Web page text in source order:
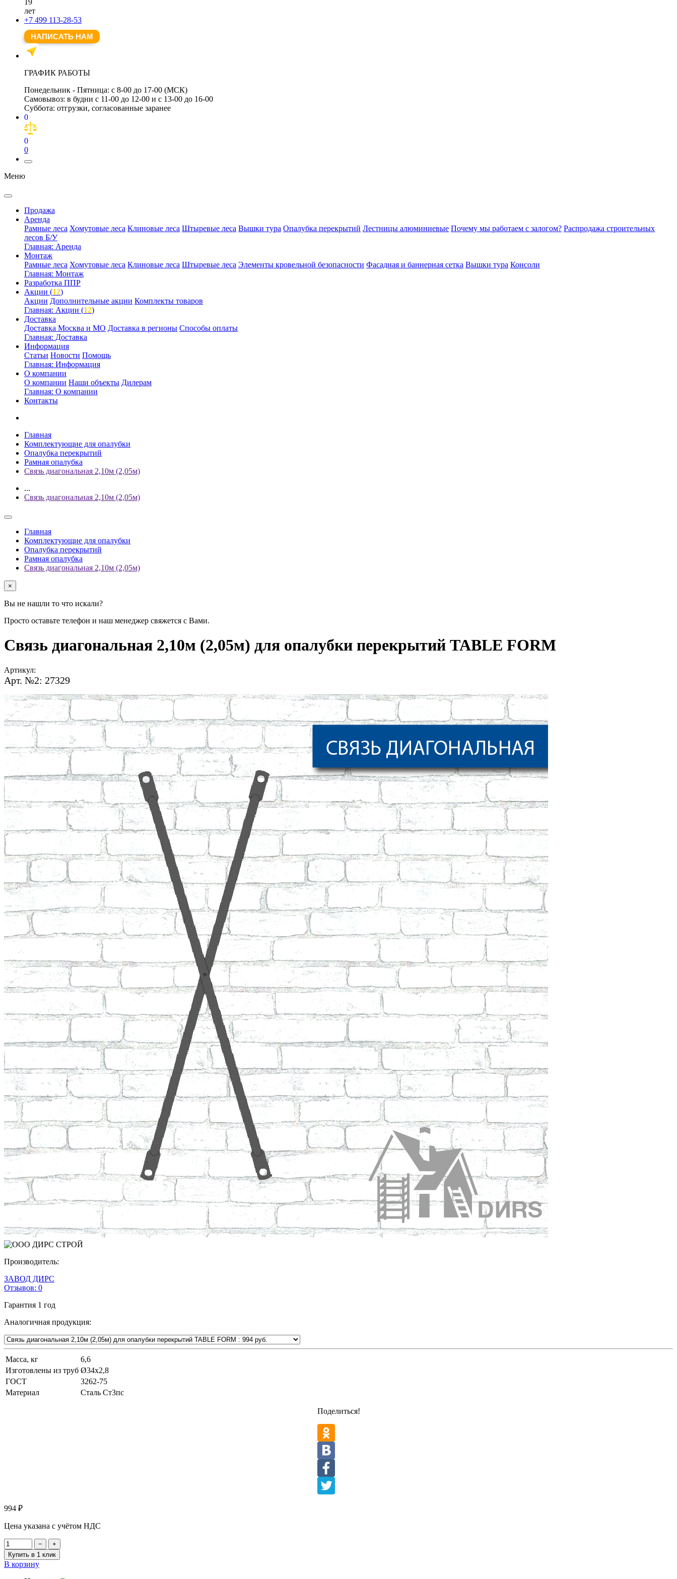
лет
+7 499 113-28-53
НАПИСАТЬ НАМ
ГРАФИК РАБОТЫ
Понедельник - Пятница: с 8-00 до 17-00 (МСК)
Самовывоз: в будни с 11-00 до 12-00 и с 13-00 до 16-00
Суббота: отгрузки, согласованные заранее
0
0
0
Меню
Продажа
Аренда
Рамные леса Хомутовые леса Клиновые леса Штыревые леса Вышки тура Опалубка перекрытий Лестницы алюминиевые Почему мы работаем с залогом? Распродажа строительных
лесов Б/У
Главная: Аренда
Монтаж
Рамные леса Хомутовые леса Клиновые леса Штыревые леса Элементы кровельной безопасности Фасадная и баннерная сетка Вышки тура Консоли
Главная: Монтаж
Разработка ППР
Акции (12)
Акции Дополнительные акции Комплекты товаров
Главная: Акции (12)
Доставка
Доставка Москва и МО Доставка в регионы Способы оплаты
Главная: Доставка
Информация
Статьи Новости Помощь
Главная: Информация
О компании
О компании Наши объекты Дилерам
Главная: О компании
Контакты
Главная
Комплектующие для опалубки
Опалубка перекрытий
Рамная опалубка
Связь диагональная 2,10м (2,05м)
...
Связь диагональная 2,10м (2,05м)
Главная
Комплектующие для опалубки
Опалубка перекрытий
Рамная опалубка
Связь диагональная 2,10м (2,05м)
×
Вы не нашли то что искали?
Просто оставьте телефон и наш менеджер свяжется с Вами.
Связь диагональная 2,10м (2,05м) для опалубки перекрытий TABLE FORM
Артикул:
Арт. №2: 27329
Производитель:
ЗАВОД ДИРС
Отзывов: 0
Гарантия 1 год
Аналогичная продукция:
Масса, кг
6,6
Изготовлены из труб Ø34х2,8
ГОСТ
3262-75
Материал
Сталь Ст3пс
Поделиться!
994 ₽
Цена указана с учётом НДС
−
+
Купить в 1 клик
В корзину